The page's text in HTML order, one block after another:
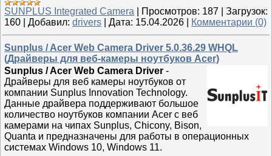
SUNPLUS Integrated Camera
Просмотров: 187
Загрузок:
160
Добавил: drivers Дата: 15.04.2026 Комментарии (0)
Sunplus / Acer Web Camera Driver 5.0.36.29 WHQL
(Драйверы для веб-камеры ноутбуков Acer)
Sunplus / Acer Web Camera Driver -
Драйверы для веб камеры ноутбуков от
компании Sunplus Innovation Technology.
Данные драйвера поддерживают большое
количество ноутбуков компании Acer с веб
камерами на чипах Sunplus, Chicony, Bison,
Quanta и предназначены для работы в операционных
системах Windows 10, Windows 11.